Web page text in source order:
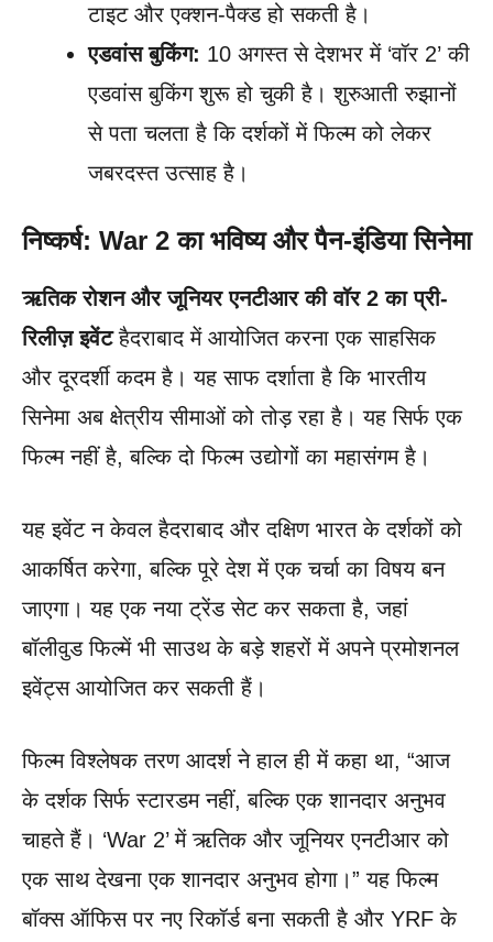
टाइट और एक्शन-पैक्ड हो सकती है।
एडवांस बुकिंग: 10 अगस्त से देशभर में ‘वॉर 2’ की
एडवांस बुकिंग शुरू हो चुकी है। शुरुआती रुझानों
से पता चलता है कि दर्शकों में फिल्म को लेकर
जबरदस्त उत्साह है।
निष्कर्ष: War 2 का भविष्य और पैन-इंडिया सिनेमा
ऋतिक रोशन और जूनियर एनटीआर की वॉर 2 का प्री-
रिलीज़ इवेंटहैदराबाद में आयोजित करना एक साहसिक
और दूरदर्शी कदम है। यह साफ दर्शाता है कि भारतीय
सिनेमा अब क्षेत्रीय सीमाओं को तोड़ रहा है। यह सिर्फ एक
फिल्म नहीं है, बल्कि दो फिल्म उद्योगों का महासंगम है।
यह इवेंट न केवल हैदराबाद और दक्षिण भारत के दर्शकों को
आकर्षित करेगा, बल्कि पूरे देश में एक चर्चा का विषय बन
जाएगा। यह एक नया ट्रेंड सेट कर सकता है, जहां
बॉलीवुड फिल्में भी साउथ के बड़े शहरों में अपने प्रमोशनल
इवेंट्स आयोजित कर सकती हैं।
फिल्म विश्लेषक तरण आदर्श ने हाल ही में कहा था, “आज
के दर्शक सिर्फ स्टारडम नहीं, बल्कि एक शानदार अनुभव
चाहते हैं। ‘War 2’ में ऋतिक और जूनियर एनटीआर को
एक साथ देखना एक शानदार अनुभव होगा।” यह फिल्म
बॉक्स ऑफिस पर नए रिकॉर्ड बना सकती है और YRF के